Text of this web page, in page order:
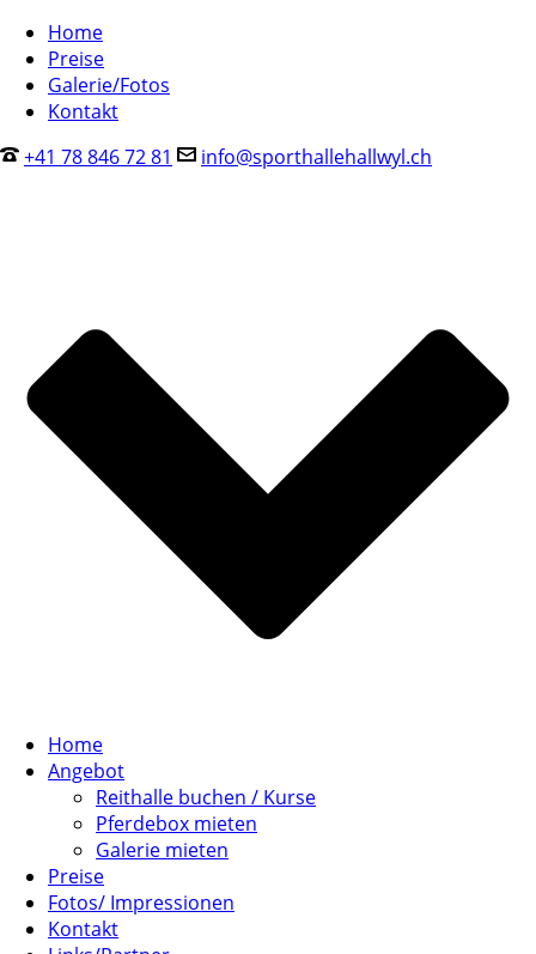
Home
Preise
Galerie/Fotos
Kontakt
+41 78 846 72 81
info@sporthallehallwyl.ch
Home
Angebot
Reithalle buchen / Kurse
Pferdebox mieten
Galerie mieten
Preise
Fotos/ Impressionen
Kontakt